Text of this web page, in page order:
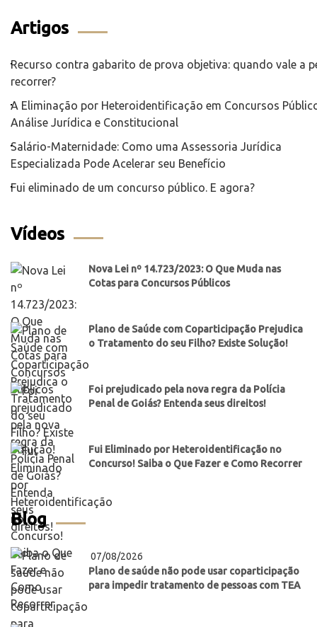
Artigos
Recurso contra gabarito de prova objetiva: quando vale a
recorrer?
A Eliminação por Heteroidentificação em Concursos
Análise Jurídica e Constitucional
Salário-Maternidade: Como uma Assessoria Jurídica
Especializada Pode Acelerar seu Benefício
Fui eliminado de um concurso público. E agora?
Vídeos
Nova Lei nº 14.723/2023: O Que Muda nas
Cotas para Concursos Públicos
Plano de Saúde com Coparticipação Prejudica
o Tratamento do seu Filho? Existe Solução!
Foi prejudicado pela nova regra da Polícia
Penal de Goiás? Entenda seus direitos!
Fui Eliminado por Heteroidentificação no
Concurso! Saiba o Que Fazer e Como Recorrer
Blog
07/08/2026
Plano de saúde não pode usar coparticipação
para impedir tratamento de pessoas com TEA